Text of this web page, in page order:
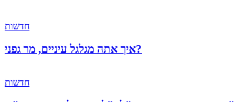
חדשות
איך אתה מגלגל עיניים, מר גפני?
חדשות